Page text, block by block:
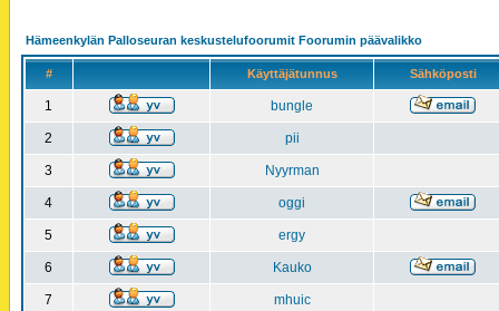
Hämeenkylän Palloseuran keskustelufoorumit Foorumin päävalikko
# Käyttäjätunnus Sähköposti
1 bungle
2 pii
3 Nyyrman
4 oggi
5 ergy
6 Kauko
7 mhuic